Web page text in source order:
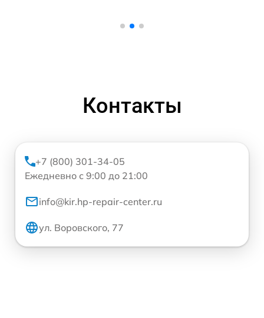
Контакты
+7 (800) 301-34-05
Ежедневно с 9:00 до 21:00
info@kir.hp-repair-center.ru
ул. Воровского, 77